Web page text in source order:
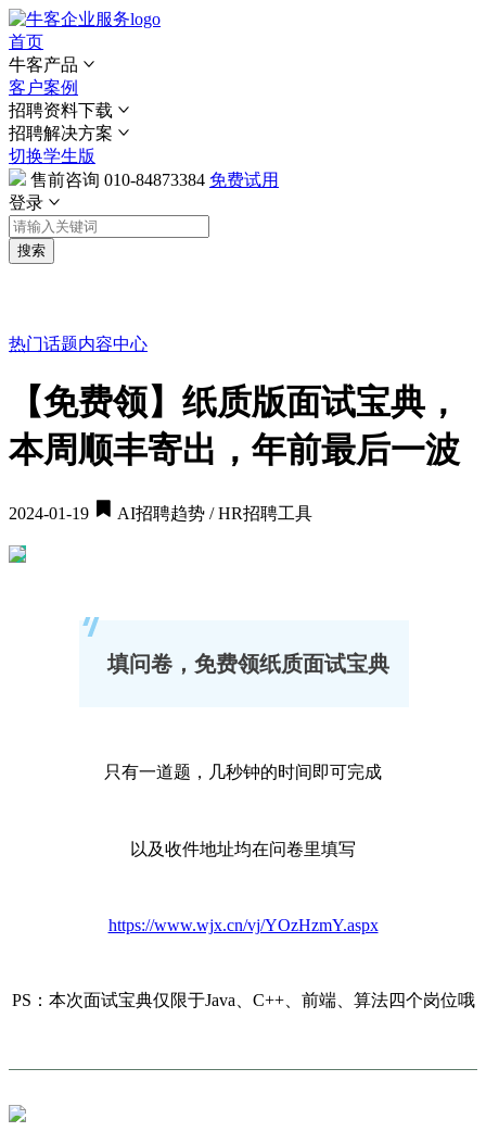
首页
牛客产品
客户案例
招聘资料下载
招聘解决方案
切换学生版
售前咨询 010-84873384 免费试用
登录
搜索
热门话题内容中心
【免费领】纸质版面试宝典，
本周顺丰寄出，年前最后一波
2024-01-19 AI招聘趋势 / HR招聘工具
填问卷，免费领纸质面试宝典
只有一道题，几秒钟的时间即可完成
以及收件地址均在问卷里填写
https://www.wjx.cn/vj/YOzHzmY.aspx
PS：本次面试宝典仅限于Java、C++、前端、算法四个岗位哦